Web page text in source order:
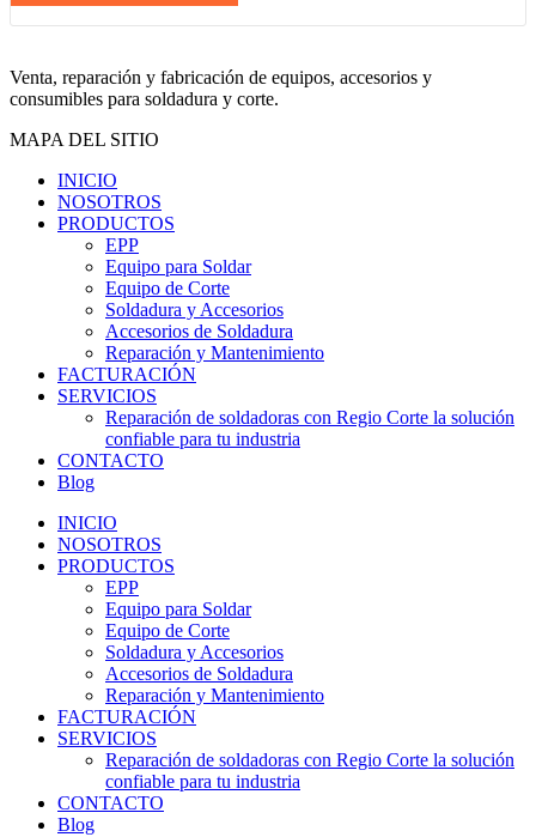
Venta, reparación y fabricación de equipos, accesorios y
consumibles para soldadura y corte.
MAPA DEL SITIO
INICIO
NOSOTROS
PRODUCTOS
EPP
Equipo para Soldar
Equipo de Corte
Soldadura y Accesorios
Accesorios de Soldadura
Reparación y Mantenimiento
FACTURACIÓN
SERVICIOS
Reparación de soldadoras con Regio Corte la solución
confiable para tu industria
CONTACTO
Blog
INICIO
NOSOTROS
PRODUCTOS
EPP
Equipo para Soldar
Equipo de Corte
Soldadura y Accesorios
Accesorios de Soldadura
Reparación y Mantenimiento
FACTURACIÓN
SERVICIOS
Reparación de soldadoras con Regio Corte la solución
confiable para tu industria
CONTACTO
Blog